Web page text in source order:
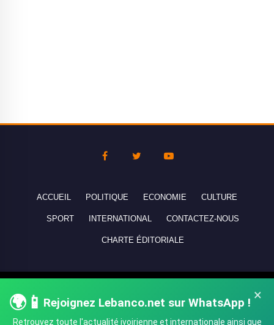
×
🌍📱 Rejoignez Lebanco.net sur WhatsApp !
Retrouvez toute l'actualité ivoirienne et internationale ainsi que
ACCUEIL POLITIQUE ECONOMIE CULTURE
SPORT INTERNATIONAL CONTACTEZ-NOUS
CHARTE ÉDITORIALE
réservés - All rights reserved.